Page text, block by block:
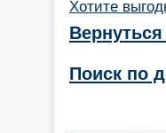
Хотите
Поиск по